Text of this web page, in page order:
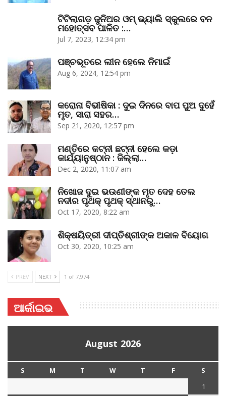
ଟିଟିଲାଗଡ଼ ଜୁନିଅର ଓମ୍‌ ଭ୍ୟାଲି ସ୍କୁଲରେ ବନ
ମହୋତ୍ସବ ପାଳିତ :…
Jul 7, 2023, 12:34 pm
ପଞ୍ଚଭୂତରେ ଲୀନ ହେଲେ ନିମାଇଁ
Aug 6, 2024, 12:54 pm
କରୋନା ବିଭୀଷିକା : ଦୁଇ ଦିନରେ ବାପ ପୁଅ ଦୁହେଁ
ମୃତ, ସାରା ସହର…
Sep 21, 2020, 12:57 pm
ମଣ୍ତିରେ କଟ୍‌ନୀ ଛଟ୍‌ନୀ ହେଲେ କଡ଼ା
କାର୍ଯ୍ୟାନୁଷ୍ଠାନ : ଜିଲ୍ଲା…
Dec 2, 2020, 11:07 am
ନିଖୋଜ ଦୁଇ ଭଉଣୀଙ୍କ ମୃତ ଦେହ ତେଲ
ନଦୀର ପୃଥକ୍‌ ପୃଥକ୍‌ ସ୍ଥାନରୁ…
Oct 17, 2020, 8:22 am
ଶିକ୍ଷୟିତ୍ରୀ ଦୀପ୍ତିଶ୍ରୀଙ୍କ ଅକାଳ ବିୟୋଗ
Oct 30, 2020, 10:25 am
PREV NEXT 1 of 7,974
ଆର୍କାଇଭ
August 2026
S M T W T F
S
1